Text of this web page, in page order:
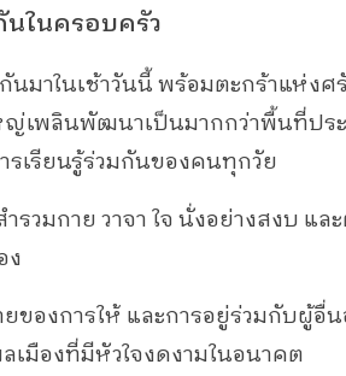
นในครอบครัว
าในเช้าวันนี้ พร้อมตะกร้าแห่งศ
ญ่เพลินพัฒนาเป็นมากกว่าพื้นที่ปร
เรียนรู้ร่วมกันของคนทุกวัย
รวมกาย วาจา ใจ นั่งอย่างสงบ แล
ง
องการให้ และการอยู่ร่วมกับผู้อื่น
มืองที่มีหัวใจงดงามในอนาคต